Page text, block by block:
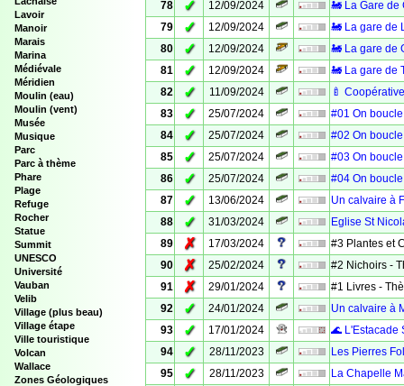
Lavoir
Manoir
Marais
Marina
Médiévale
Méridien
Moulin (eau)
Moulin (vent)
Musée
Musique
Parc
Parc à thème
Phare
Plage
Refuge
Rocher
Statue
Summit
UNESCO
Université
Vauban
Velib
Village (plus beau)
Village étape
Ville touristique
Volcan
Wallace
Zones Géologiques
78
✓ 12/09/2024
🚂 La Gare de
79
✓ 12/09/2024
🚂 La gare de
80
✓ 12/09/2024
🚂 La gare de
81
✓ 12/09/2024
🚂 La gare de
82
✓ 11/09/2024
🍼
83
✓ 25/07/2024
#01 On
84
✓ 25/07/2024
#02 On
85
✓ 25/07/2024
#03 On
86
✓ 25/07/2024
#04 On
87
✓ 13/06/2024
Un calvaire à
88
✓ 31/03/2024
Eglise St
89
✗ 17/03/2024
#3 Plantes et
90
✗ 25/02/2024
#2 Nichoirs -
91
✗ 29/01/2024
#1 Livres -
92
✓ 24/01/2024
Un calvaire à
93
✓ 17/01/2024
🌊 L'Estacade
94
✓ 28/11/2023
Les Pierres
95
✓ 28/11/2023
La Chapelle